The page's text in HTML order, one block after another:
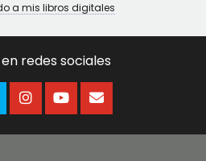
a mis libros digitales
redes sociales